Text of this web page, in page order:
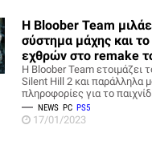
Η Bloober Team
σύστημα μάχης και
εχθρών στο remake
Η Bloober Team ετοιμάζει
Silent Hill 2 και παράλληλα
πληροφορίες για το
NEWS PC PS5
17/01/2023